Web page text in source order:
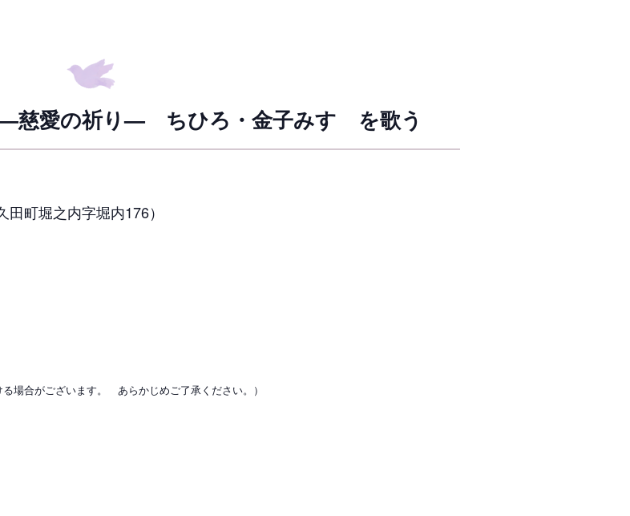
—慈愛の祈り— ちひろ・金子みすゞを歌う
町堀之内字堀内176）
場合がございます。 あらかじめご了承ください。）